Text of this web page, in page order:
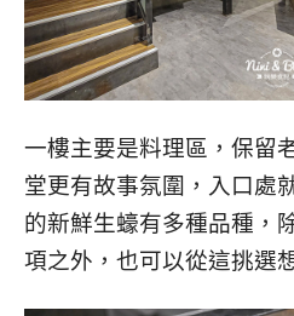
一樓主要是料理區，保留
堂更有故事氛圍，入口處
的新鮮生蠔有多種品種，
項之外，也可以從這挑選